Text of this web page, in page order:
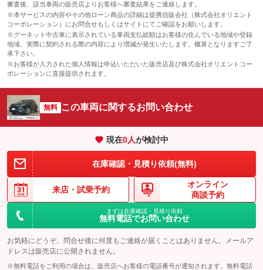
審査後、該当車両の販売店よりお客様へ審査結果をご連絡します。
※本サービスの内容やその他ローン商品の詳細は提携信販会社（株式会社オリエント
コーポレーション）にお問合せもしくはサイトにてご確認をお願いします。
※グーネット中古車に表示されている車両支払総額はお客様の住んでいる地域や登録
地域、実際に契約される際の内容により増減が発生いたします。概算となりますご了
承下さい。
※お客様が入力された個人情報は申込いただいた販売店及び株式会社オリエントコー
ポレーションに直接提供されます。
無料 この車両に関するお問い合わせ
現在0人が検討中
在庫確認・見積り依頼(無料)
来店・ 試乗予約
オンライン
商談予約
まずは在庫確認・見積り依頼
無料電話でお問い合わせ
お気軽にどうぞ。問合せ後に何度もご連絡が届くことはありません。メールア
ドレスは販売店に公開されません。
※無料電話をご利用の場合は、販売店へお客様の電話番号が通知されます。無料電話